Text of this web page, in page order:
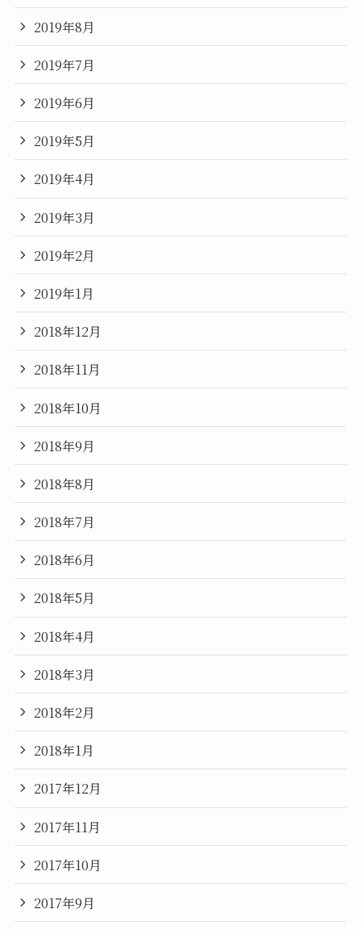
2019年8月
2019年7月
2019年6月
2019年5月
2019年4月
2019年3月
2019年2月
2019年1月
2018年12月
2018年11月
2018年10月
2018年9月
2018年8月
2018年7月
2018年6月
2018年5月
2018年4月
2018年3月
2018年2月
2018年1月
2017年12月
2017年11月
2017年10月
2017年9月